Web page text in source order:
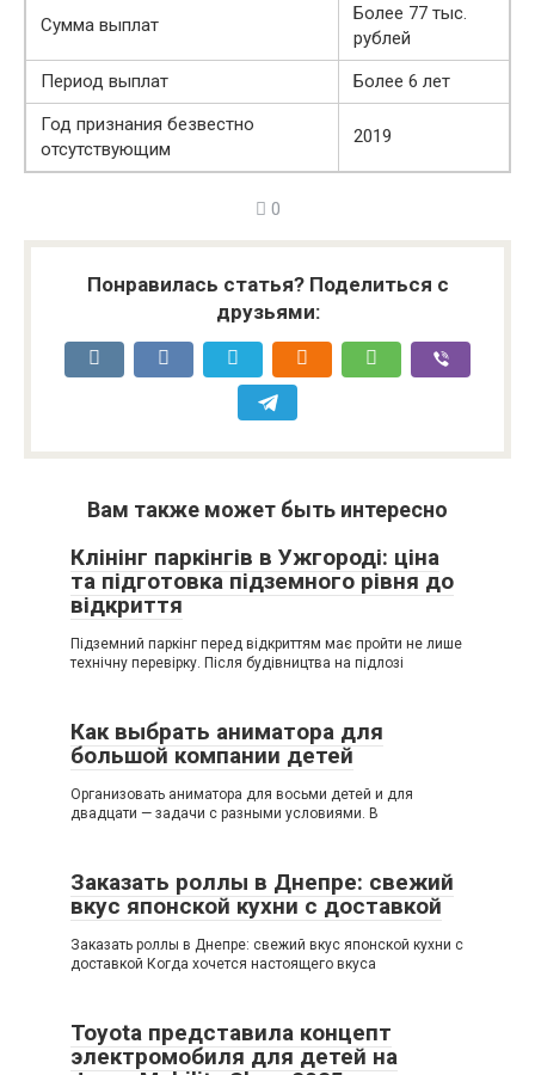
Сумма выплат
Более 77 тыс.
рублей
Период выплат
Более 6 лет
Год признания безвестно
отсутствующим
2019
0
Понравилась статья? Поделиться с
друзьями:
Вам также может быть интересно
Клінінг паркінгів в Ужгороді: ціна
та підготовка підземного рівня до
відкриття
Підземний паркінг перед відкриттям має пройти не лише
технічну перевірку. Після будівництва на підлозі
Как выбрать аниматора для
большой компании детей
Организовать аниматора для восьми детей и для
двадцати — задачи с разными условиями. В
Заказать роллы в Днепре: свежий
вкус японской кухни с доставкой
Заказать роллы в Днепре: свежий вкус японской кухни с
доставкой Когда хочется настоящего вкуса
Toyota представила концепт
электромобиля для детей на